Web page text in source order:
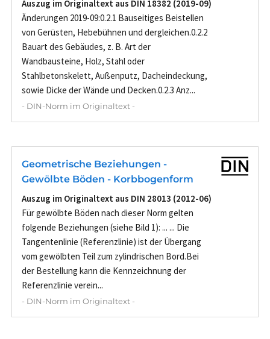
Auszug im Originaltext aus DIN 18382 (2019-09)
Änderungen 2019-09:0.2.1 Bauseitiges Beistellen
von Gerüsten, Hebebühnen und dergleichen.0.2.2
Bauart des Gebäudes, z. B. Art der
Wandbausteine, Holz, Stahl oder
Stahlbetonskelett, Außenputz, Dacheindeckung,
sowie Dicke der Wände und Decken.0.2.3 Anz...
- DIN-Norm im Originaltext -
Geometrische Beziehungen -
Gewölbte Böden - Korbbogenform
Auszug im Originaltext aus DIN 28013 (2012-06)
Für gewölbte Böden nach dieser Norm gelten
folgende Beziehungen (siehe Bild 1): ... ... Die
Tangentenlinie (Referenzlinie) ist der Übergang
vom gewölbten Teil zum zylindrischen Bord.Bei
der Bestellung kann die Kennzeichnung der
Referenzlinie verein...
- DIN-Norm im Originaltext -